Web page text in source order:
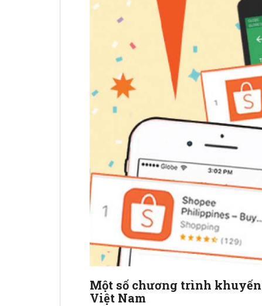
Một số chương trình khuyến
Việt Nam